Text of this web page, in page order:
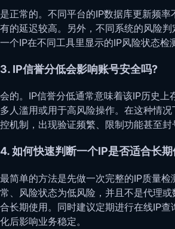
是正常的。不同平台的IP数据库更新频率
有的延迟较高。另外，不同系统的风险
一个IP在不同工具里显示的IP风险状态检
3. IP信誉分低会影响账号安全吗?
会的。IP信誉分低通常意味着该IP历史上
多人滥用或用于高风险操作。在这种情
控机制，出现验证频繁、限制功能甚至封
4. 如何快速判断一个IP是否适合长
最简单的方法是先做一次完整的IP质量检
常、风险状态为低风险，并且不是代理
合长期使用。同时建议定期进行在线IP查
化后影响业务稳定。